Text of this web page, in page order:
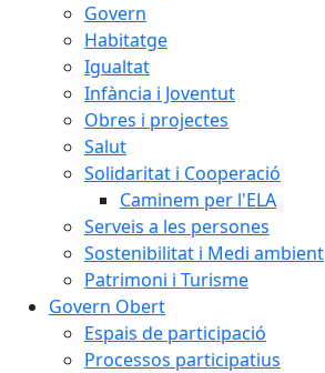
Govern
Habitatge
Igualtat
Infància i Joventut
Obres i projectes
Salut
Solidaritat i Cooperació
Caminem per l'ELA
Serveis a les persones
Sostenibilitat i Medi ambient
Patrimoni i Turisme
Govern Obert
Espais de participació
Processos participatius